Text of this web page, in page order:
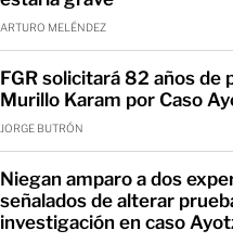
ARTURO MELÉNDEZ
FGR solicitará 82 años de
Murillo Karam por Caso
JORGE BUTRÓN
Niegan amparo a dos
señalados de alterar
investigación en caso